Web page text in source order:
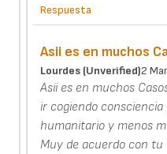
Respuesta
Asii es en muchos
Lourdes (unverified)2
Asii es en muchos
ir cogiendo
humanitario y menos
Muy de acuerdo con